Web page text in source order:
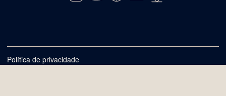
Política de privacidade